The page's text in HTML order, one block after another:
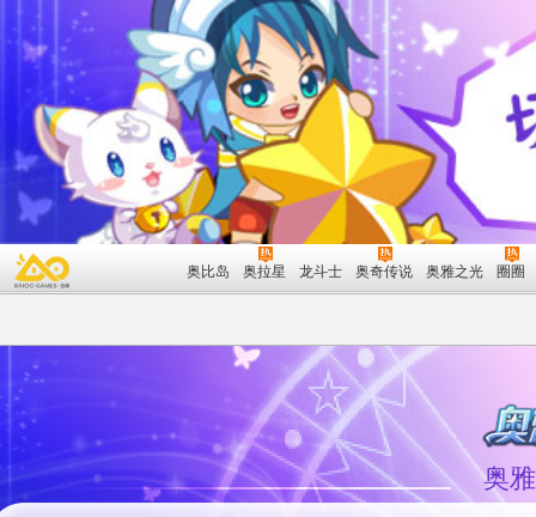
奥比岛 奥拉星 龙斗士 奥奇传说 奥雅之光 圈圈
奥